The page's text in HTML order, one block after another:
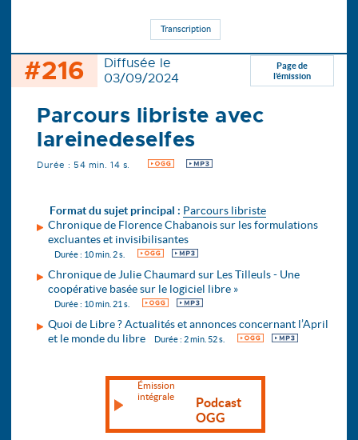
Transcription
#216
Diffusée le
03/09/2024
Page de
l’émission
Parcours libriste avec
lareinedeselfes
Durée : 54 min. 14 s. OGG MP3
Format du sujet principal : Parcours libriste
Chronique de Florence Chabanois sur les formulations
excluantes et invisibilisantes
Durée : 10 min. 2 s. OGG MP3
Chronique de Julie Chaumard sur Les Tilleuls - Une
coopérative basée sur le logiciel libre »
Durée : 10 min. 21 s. OGG MP3
Quoi de Libre ? Actualités et annonces concernant l’April
et le monde du libre
Durée : 2 min. 52 s. OGG MP3
Émission
intégrale
Podcast
OGG